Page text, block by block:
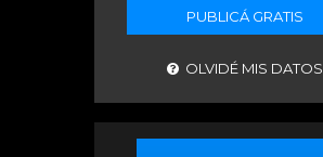
PUBLICÁ GRATIS
OLVIDÉ MIS DATOS